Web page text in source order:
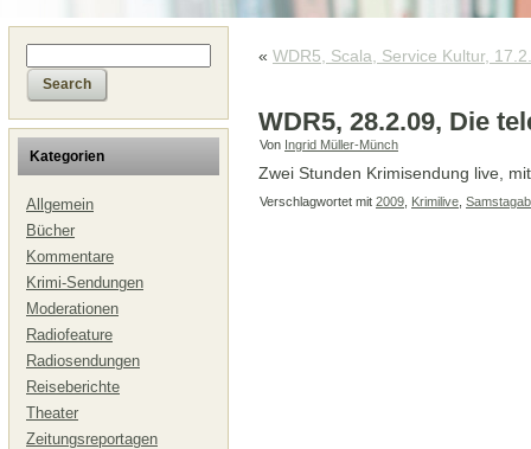
Kategorien
Allgemein
Bücher
Kommentare
Krimi-Sendungen
Moderationen
Radiofeature
Radiosendungen
Reiseberichte
Theater
Zeitungsreportagen
« WDR5, Scala, Service Kultur,
WDR5, 28.2.09, Die
Von Ingrid Müller-Münch
Zwei Stunden Krimisendung live,
Verschlagwortet mit 2009 Krimilive